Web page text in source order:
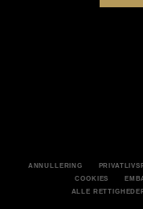
ANNULLERING
COOKIES
ALLE